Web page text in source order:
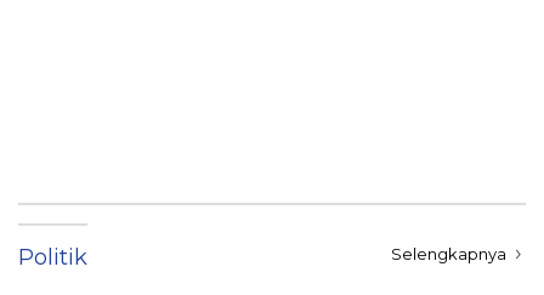
Politik Selengkapnya